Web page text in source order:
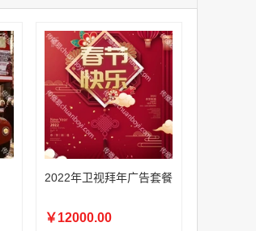
￥27600.00
香港双层巴士车身广告（含车顶）
2022年卫视拜年广告套餐
￥12000.00